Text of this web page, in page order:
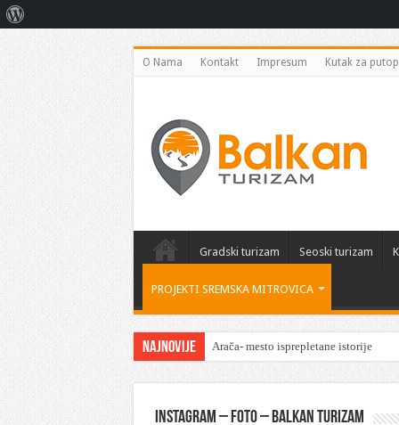
O Nama Kontakt Impresum Kutak za
Gradski turizam Seoski turizam
PROJEKTI SREMSKA MITROVICA
Najnovije Arača- mesto isprepletane istorije
Instagram – FOTO – Balkan turizam
Vordpresu